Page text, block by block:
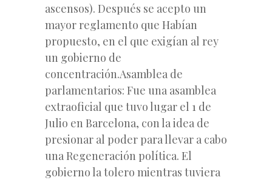
ascensos). Después se acepto un
mayor reglamento que Habían
propuesto, en el que exigían al rey
un gobierno de
concentración.Asamblea de
parlamentarios: Fue una asamblea
extraoficial que tuvo lugar el 1 de
Julio en Barcelona, con la idea de
presionar al poder para llevar a cabo
una Regeneración política. El
gobierno la tolero mientras tuviera